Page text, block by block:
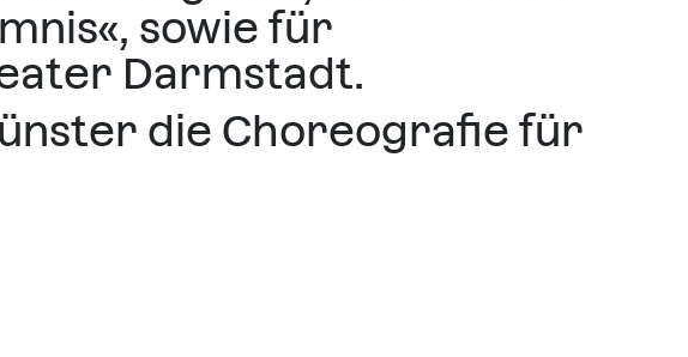
sowie für
Darmstadt.
die Choreografie für